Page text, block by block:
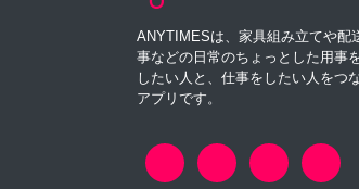
ANYTIMESは、家具組み立てや配
事などの日常のちょっとした用事
したい人と、仕事をしたい人をつ
アプリです。